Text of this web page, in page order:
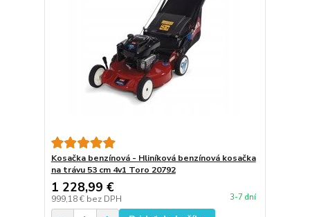
Kosačka benzínová - Hliníková benzínová kosačka
na trávu 53 cm 4v1 Toro 20792
1 228,99 €
999,18 € bez DPH 3-7 dní